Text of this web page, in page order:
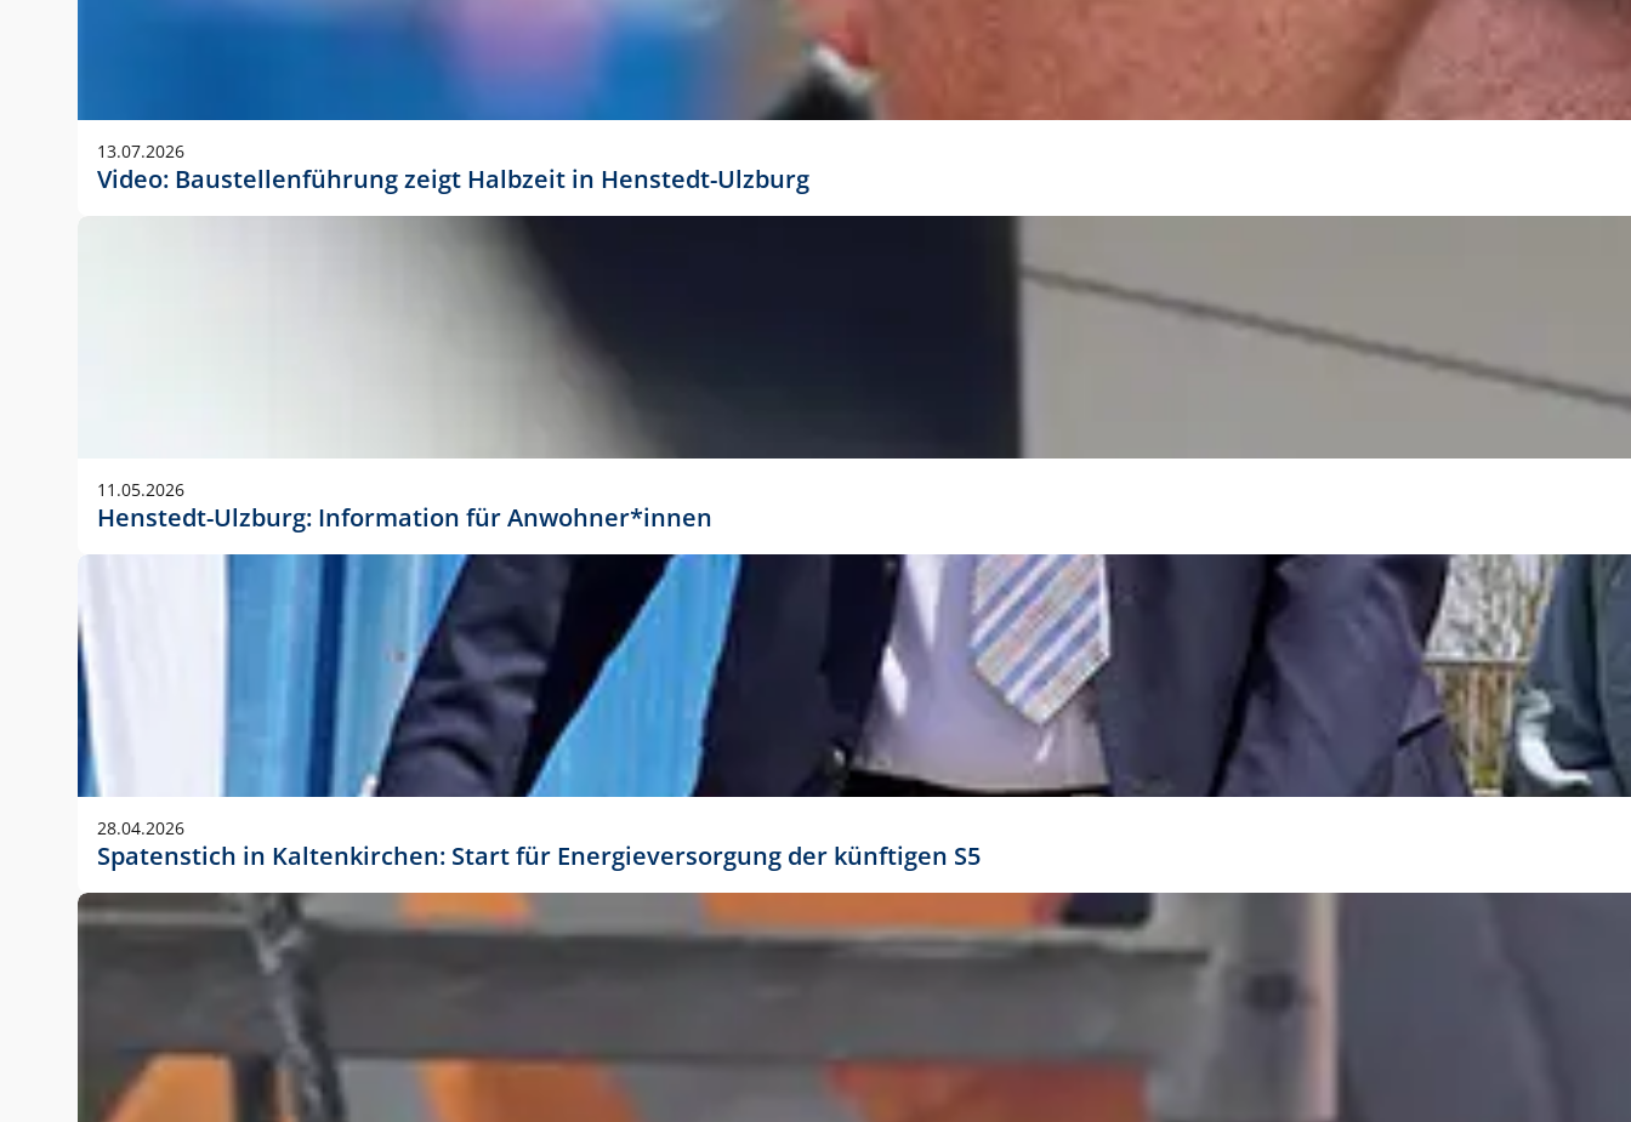
Anwendungsgröße im Layout:
13.07.2026
Video: Baustellenführung zeigt Halbzeit in Henstedt-Ulzburg
11.05.2026
Henstedt-Ulzburg: Information für Anwohner*innen
28.04.2026
Spatenstich in Kaltenkirchen: Start für Energieversorgung der künftigen S5